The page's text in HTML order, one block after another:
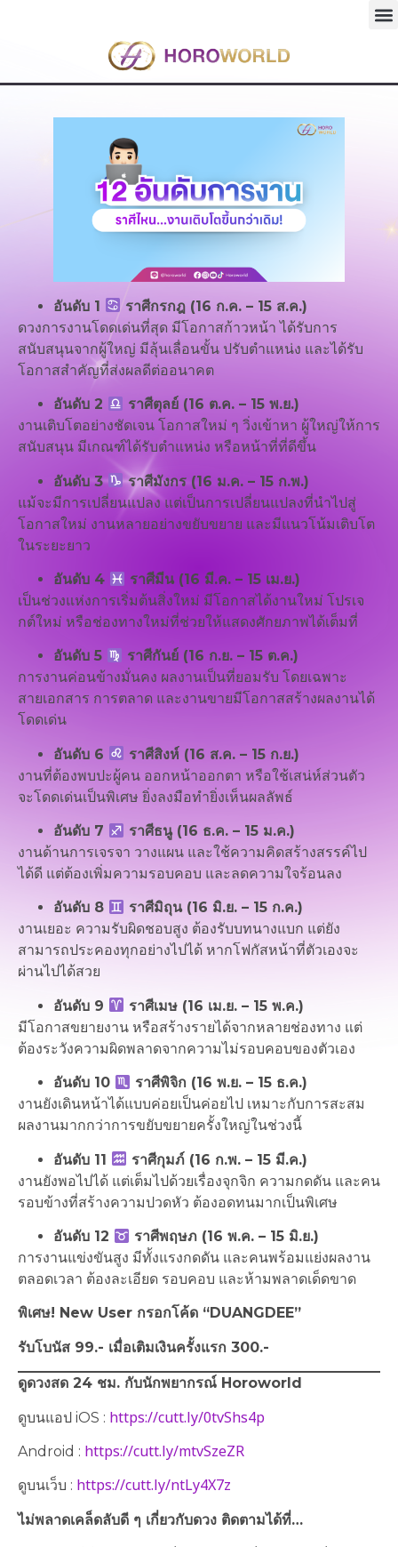
อันดับ 1
ราศีกรกฎ (16 ก.ค. – 15 ส.ค.)
ดวงการงานโดดเด่นที่สุด มีโอกาสก้าวหน้า ได้รับการ
สนับสนุนจากผู้ใหญ่ มีลุ้นเลื่อนขั้น ปรับตำแหน่ง และได้รับ
โอกาสสำคัญที่ส่งผลดีต่ออนาคต
อันดับ 2
ราศีตุลย์ (16 ต.ค. – 15 พ.ย.)
งานเติบโตอย่างชัดเจน โอกาสใหม่ ๆ วิ่งเข้าหา ผู้ใหญ่ให้การ
สนับสนุน มีเกณฑ์ได้รับตำแหน่ง หรือหน้าที่ที่ดีขึ้น
อันดับ 3
ราศีมังกร (16 ม.ค. – 15 ก.พ.)
แม้จะมีการเปลี่ยนแปลง แต่เป็นการเปลี่ยนแปลงที่นำไปสู่
โอกาสใหม่ งานหลายอย่างขยับขยาย และมีแนวโน้มเติบโต
ในระยะยาว
อันดับ 4
ราศีมีน (16 มี.ค. – 15 เม.ย.)
เป็นช่วงแห่งการเริ่มต้นสิ่งใหม่ มีโอกาสได้งานใหม่ โปรเจ
กต์ใหม่ หรือช่องทางใหม่ที่ช่วยให้แสดงศักยภาพได้เต็มที่
อันดับ 5
ราศีกันย์ (16 ก.ย. – 15 ต.ค.)
การงานค่อนข้างมั่นคง ผลงานเป็นที่ยอมรับ โดยเฉพาะ
สายเอกสาร การตลาด และงานขายมีโอกาสสร้างผลงานได้
โดดเด่น
อันดับ 6
ราศีสิงห์ (16 ส.ค. – 15 ก.ย.)
งานที่ต้องพบปะผู้คน ออกหน้าออกตา หรือใช้เสน่ห์ส่วนตัว
จะโดดเด่นเป็นพิเศษ ยิ่งลงมือทำยิ่งเห็นผลลัพธ์
อันดับ 7
ราศีธนู (16 ธ.ค. – 15 ม.ค.)
งานด้านการเจรจา วางแผน และใช้ความคิดสร้างสรรค์ไป
ได้ดี แต่ต้องเพิ่มความรอบคอบ และลดความใจร้อนลง
อันดับ 8
ราศีมิถุน (16 มิ.ย. – 15 ก.ค.)
งานเยอะ ความรับผิดชอบสูง ต้องรับบทนางแบก แต่ยัง
สามารถประคองทุกอย่างไปได้ หากโฟกัสหน้าที่ตัวเองจะ
ผ่านไปได้สวย
อันดับ 9
ราศีเมษ (16 เม.ย. – 15 พ.ค.)
มีโอกาสขยายงาน หรือสร้างรายได้จากหลายช่องทาง แต่
ต้องระวังความผิดพลาดจากความไม่รอบคอบของตัวเอง
อันดับ 10
ราศีพิจิก (16 พ.ย. – 15 ธ.ค.)
งานยังเดินหน้าได้แบบค่อยเป็นค่อยไป เหมาะกับการสะสม
ผลงานมากกว่าการขยับขยายครั้งใหญ่ในช่วงนี้
อันดับ 11
ราศีกุมภ์ (16 ก.พ. – 15 มี.ค.)
งานยังพอไปได้ แต่เต็มไปด้วยเรื่องจุกจิก ความกดดัน และคน
รอบข้างที่สร้างความปวดหัว ต้องอดทนมากเป็นพิเศษ
อันดับ 12
ราศีพฤษภ (16 พ.ค. – 15 มิ.ย.)
การงานแข่งขันสูง มีทั้งแรงกดดัน และคนพร้อมแย่งผลงาน
ตลอดเวลา ต้องละเอียด รอบคอบ และห้ามพลาดเด็ดขาด
พิเศษ! New User กรอกโค้ด “DUANGDEE”
รับโบนัส 99.- เมื่อเติมเงินครั้งแรก 300.-
ดูดวงสด 24 ชม. กับนักพยากรณ์ Horoworld
ดูบนแอป iOS : https://cutt.ly/0tvShs4p
Android : https://cutt.ly/mtvSzeZR
ดูบนเว็บ : https://cutt.ly/ntLy4X7z
ไม่พลาดเคล็ดลับดี ๆ เกี่ยวกับดวง ติดตามได้ที่…